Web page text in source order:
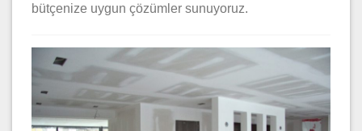
bütçenize uygun çözümler sunuyoruz.